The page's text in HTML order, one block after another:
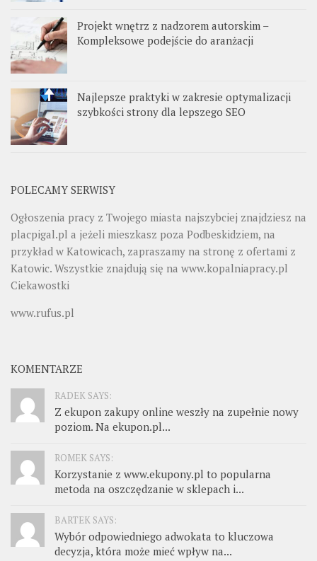
Projekt wnętrz z nadzorem autorskim –
Kompleksowe podejście do aranżacji
Najlepsze praktyki w zakresie optymalizacji
szybkości strony dla lepszego SEO
POLECAMY SERWISY
Ogłoszenia pracy z Twojego miasta najszybciej znajdziesz na
placpigal.pl a jeżeli mieszkasz poza Podbeskidziem, na
przykład w Katowicach, zapraszamy na stronę z ofertami z
Katowic. Wszystkie znajdują się na www.kopalniapracy.pl
Ciekawostki
www.rufus.pl
KOMENTARZE
RADEK SAYS:
Z ekupon zakupy online weszły na zupełnie nowy
poziom. Na ekupon.pl...
ROMEK SAYS:
Korzystanie z www.ekupony.pl to popularna
metoda na oszczędzanie w sklepach i...
BARTEK SAYS:
Wybór odpowiedniego adwokata to kluczowa
decyzja, która może mieć wpływ na...